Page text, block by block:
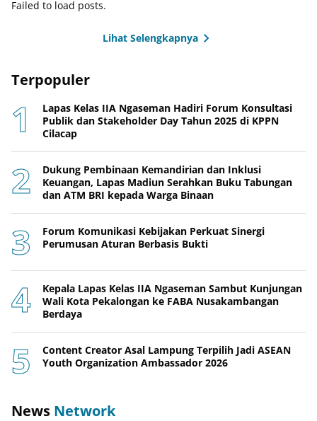
Failed to load posts.
Lihat Selengkapnya
Terpopuler
Lapas Kelas IIA Ngaseman Hadiri Forum Konsultasi
Publik dan Stakeholder Day Tahun 2025 di KPPN
Cilacap
Dukung Pembinaan Kemandirian dan Inklusi
Keuangan, Lapas Madiun Serahkan Buku Tabungan
dan ATM BRI kepada Warga Binaan
Forum Komunikasi Kebijakan Perkuat Sinergi
Perumusan Aturan Berbasis Bukti
Kepala Lapas Kelas IIA Ngaseman Sambut Kunjungan
Wali Kota Pekalongan ke FABA Nusakambangan
Berdaya
Content Creator Asal Lampung Terpilih Jadi ASEAN
Youth Organization Ambassador 2026
News Network